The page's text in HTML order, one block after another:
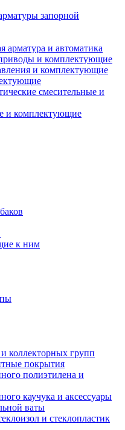
запорной
арматура и автоматика
и комплектующие
и комплектующие
смесительные и
и комплектующие
к ним
коллекторных групп
покрытия
полиэтилена и
каучука и аксессуары
ваты
и стеклопластик